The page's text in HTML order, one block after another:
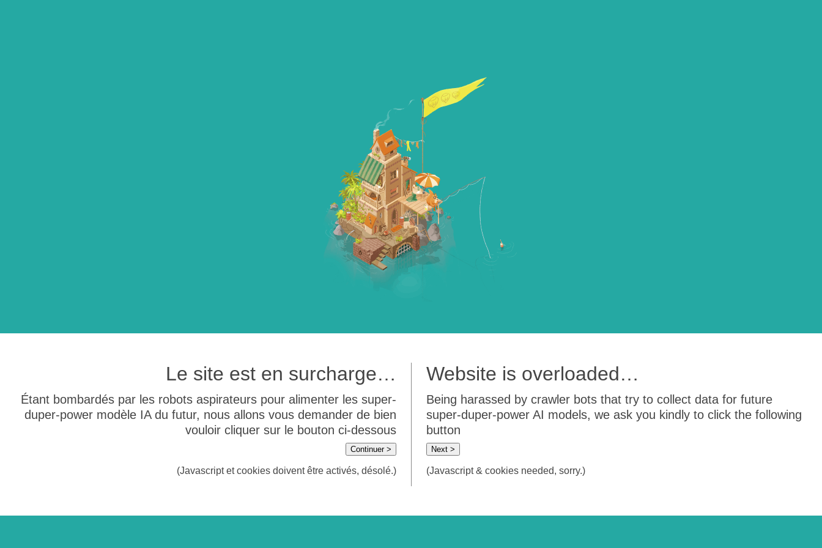
Le site est en surcharge…
Étant bombardés par les robots aspirateurs pour alimenter les super-
duper-power modèle IA du futur, nous allons vous demander de bien
vouloir cliquer sur le bouton ci-dessous
Continuer >
(Javascript et cookies doivent être activés, désolé.)
Website is overloaded…
Being harassed by crawler bots that try to collect data for future
super-duper-power AI models, we ask you kindly to click the following
button
Next >
(Javascript & cookies needed, sorry.)